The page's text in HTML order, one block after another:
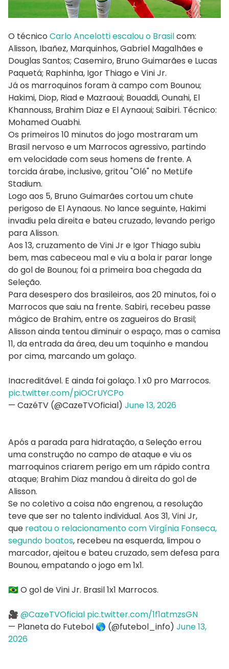
O técnico Carlo Ancelotti escalou o Brasilcom:
Alisson, Ibañez, Marquinhos, Gabriel Magalhães e
Douglas Santos; Casemiro, Bruno Guimarães e Lucas
Paquetá; Raphinha, Igor Thiago e Vini Jr.
Já os marroquinos foram à campo com Bounou;
Hakimi, Diop, Riad e Mazraoui; Bouaddi, Ounahi, El
Khannouss, Brahim Diaz e El Aynaoui; Saibiri. Técnico:
Mohamed Ouabhi.
Os primeiros 10 minutos do jogo mostraram um
Brasil nervoso e um Marrocos agressivo, partindo
em velocidade com seus homens de frente. A
torcida árabe, inclusive, gritou "Olé" no MetLife
Stadium.
Logo aos 5, Bruno Guimarães cortou um chute
perigoso de El Aynaous. No lance seguinte, Hakimi
invadiu pela direita e bateu cruzado, levando perigo
para Alisson.
Aos 13, cruzamento de Vini Jr e Igor Thiago subiu
bem, mas cabeceou mal e viu a bola ir parar longe
do gol de Bounou; foi a primeira boa chegada da
Seleção.
Para desespero dos brasileiros, aos 20 minutos, foi o
Marrocos que saiu na frente. Sabiri, recebeu passe
mágico de Brahim, entre os zagueiros do Brasil;
Alisson ainda tentou diminuir o espaço, mas o camisa
11, da entrada da área, deu um toquinho e mandou
por cima, marcando um golaço.
Inacreditável. E ainda foi golaço. 1 x0 pro Marrocos.
pic.twitter.com/piOCrUYCPo
— CazéTV (@CazeTVOficial) June 13, 2026
Após a parada para hidratação, a Seleção errou
uma construção no campo de ataque e viu os
marroquinos criarem perigo em um rápido contra
ataque; Brahim Diaz mandou à direita do gol de
Alisson.
Se no coletivo a coisa não engrenou, a resolução
teve que ser no talento individual. Aos 31, Vini Jr,
que reatou o relacionamento com Virgínia Fonseca,
segundo boatos, recebeu na esquerda, limpou o
marcador, ajeitou e bateu cruzado, sem defesa para
Bounou, empatando o jogo em 1x1.
🇧🇷 O gol de Vini Jr. Brasil 1x1 Marrocos.
🎥 @CazeTVOficial pic.twitter.com/1f1atmzsGN
— Planeta do Futebol 🌎 (@futebol_info) June 13,
2026